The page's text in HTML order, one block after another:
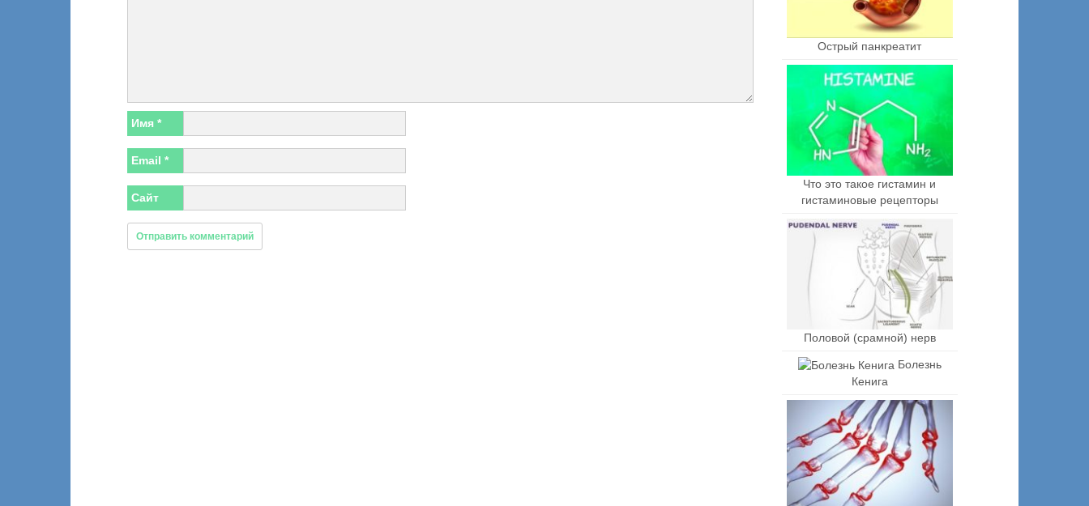
Имя *
Email *
Сайт
Острый панкреатит
Что это такое гистамин и
гистаминовые рецепторы
Половой (срамной) нерв
Болезнь
Кенига